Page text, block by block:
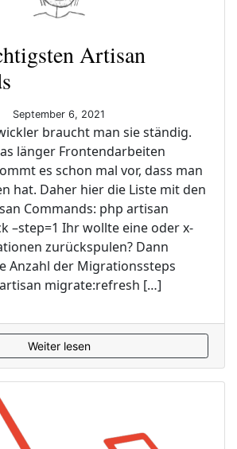
Artisan
September 6, 2021
braucht man sie ständig.
länger Frontendarbeiten
es schon mal vor, dass man
hat. Daher hier die Liste mit den
Commands: php artisan
–step=1 Ihr wollte eine oder x-
zurückspulen? Dann
Anzahl der Migrationssteps
migrate:refresh […]
Weiter lesen